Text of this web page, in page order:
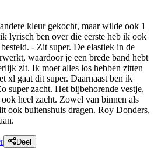
kleur gekocht, maar wilde ook 1
lyrisch ben over die eerste heb ik ook
- Zit super. De elastiek in de
waardoor je een brede band hebt
zit. Ik moet alles los hebben zitten
xl gaat dit super. Daarnaast ben ik
super zacht. Het bijbehorende vestje,
heel zacht. Zowel van binnen als
ook buitenshuis dragen. Roy Donders,
Deel